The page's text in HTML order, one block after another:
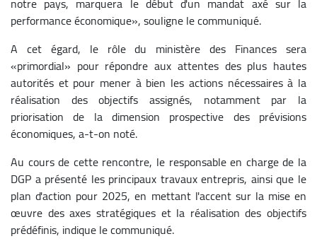
performance économique», souligne le communiqué.
A cet égard, le rôle du ministère des Finances sera
«primordial» pour répondre aux attentes des plus hautes
autorités et pour mener à bien les actions nécessaires à la
réalisation des objectifs assignés, notamment par la
priorisation de la dimension prospective des prévisions
économiques, a-t-on noté.
Au cours de cette rencontre, le responsable en charge de la
DGP a présenté les principaux travaux entrepris, ainsi que le
plan d'action pour 2025, en mettant l'accent sur la mise en
œuvre des axes stratégiques et la réalisation des objectifs
prédéfinis, indique le communiqué.